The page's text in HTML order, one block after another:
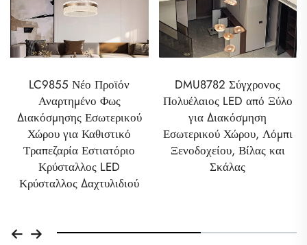
LC9855 Νέο Προϊόν
Αναρτημένο Φως
Διακόσμησης Εσωτερικού
Χώρου για Καθιστικό
Τραπεζαρία Εστιατόριο
Κρύσταλλος LED
Κρύσταλλος Δαχτυλιδιού
DMU8782 Σύγχρονος
Πολυέλαιος LED από Ξύλο
για Διακόσμηση
Εσωτερικού Χώρου, Λόμπι
Ξενοδοχείου, Βίλας και
Σκάλας